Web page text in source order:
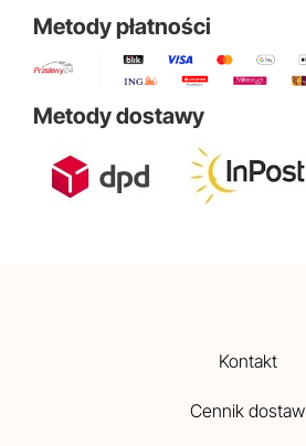
Metody płatności
Metody dostawy
Kontakt
Cennik dostaw